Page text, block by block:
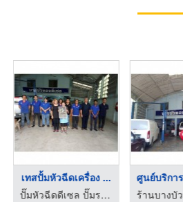
ซ่อมหัวฉีดIsuzuหัวคอ ...
ปั๊มหัวฉีดดีเซล ปั๊มระบบคอมมอนเรล
ซ่อมหัวฉีดToyotaหัวค ...
ปั๊มหัวฉีดดีเซล ปั๊มระบบคอมมอนเรล
เท